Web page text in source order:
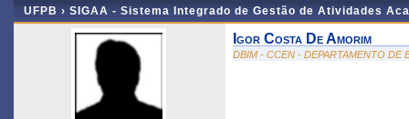
UFPB › SIGAA - Sistema Integrado de Gestão de Atividades
Igor Costa De Amorim
DBIM - CCEN - DEPARTAMENTO DE